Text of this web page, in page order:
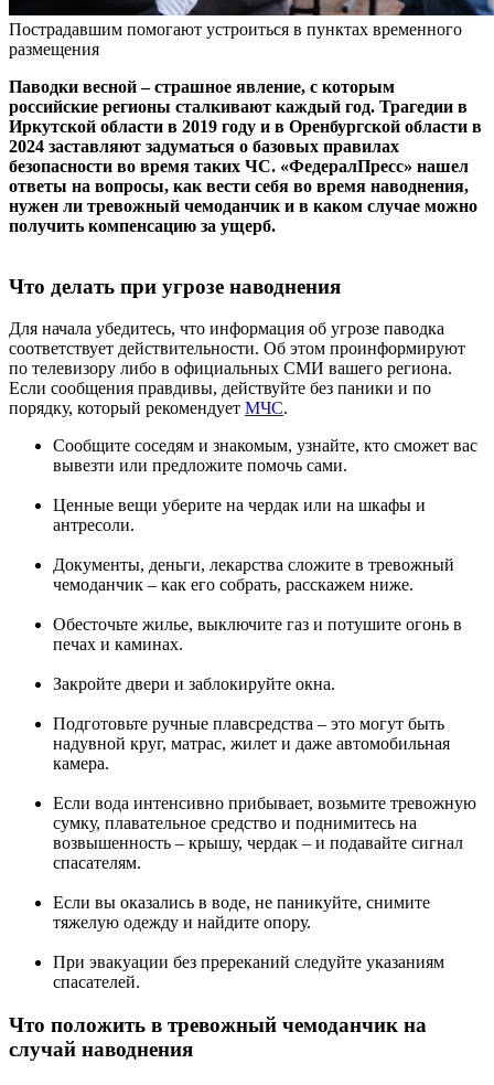
Пострадавшим помогают устроиться в пунктах временного
размещения
Паводки весной – страшное явление, с которым
российские регионы сталкивают каждый год. Трагедии в
Иркутской области в 2019 году и в Оренбургской области в
2024 заставляют задуматься о базовых правилах
безопасности во время таких ЧС. «ФедералПресс» нашел
ответы на вопросы, как вести себя во время наводнения,
нужен ли тревожный чемоданчик и в каком случае можно
получить компенсацию за ущерб.
Что делать при угрозе наводнения
Для начала убедитесь, что информация об угрозе паводка
соответствует действительности. Об этом проинформируют
по телевизору либо в официальных СМИ вашего региона.
Если сообщения правдивы, действуйте без паники и по
порядку, который рекомендует МЧС.
Сообщите соседям и знакомым, узнайте, кто сможет вас
вывезти или предложите помочь сами.
Ценные вещи уберите на чердак или на шкафы и
антресоли.
Документы, деньги, лекарства сложите в тревожный
чемоданчик – как его собрать, расскажем ниже.
Обесточьте жилье, выключите газ и потушите огонь в
печах и каминах.
Закройте двери и заблокируйте окна.
Подготовьте ручные плавсредства – это могут быть
надувной круг, матрас, жилет и даже автомобильная
камера.
Если вода интенсивно прибывает, возьмите тревожную
сумку, плавательное средство и поднимитесь на
возвышенность – крышу, чердак – и подавайте сигнал
спасателям.
Если вы оказались в воде, не паникуйте, снимите
тяжелую одежду и найдите опору.
При эвакуации без пререканий следуйте указаниям
спасателей.
Что положить в тревожный чемоданчик на
случай наводнения